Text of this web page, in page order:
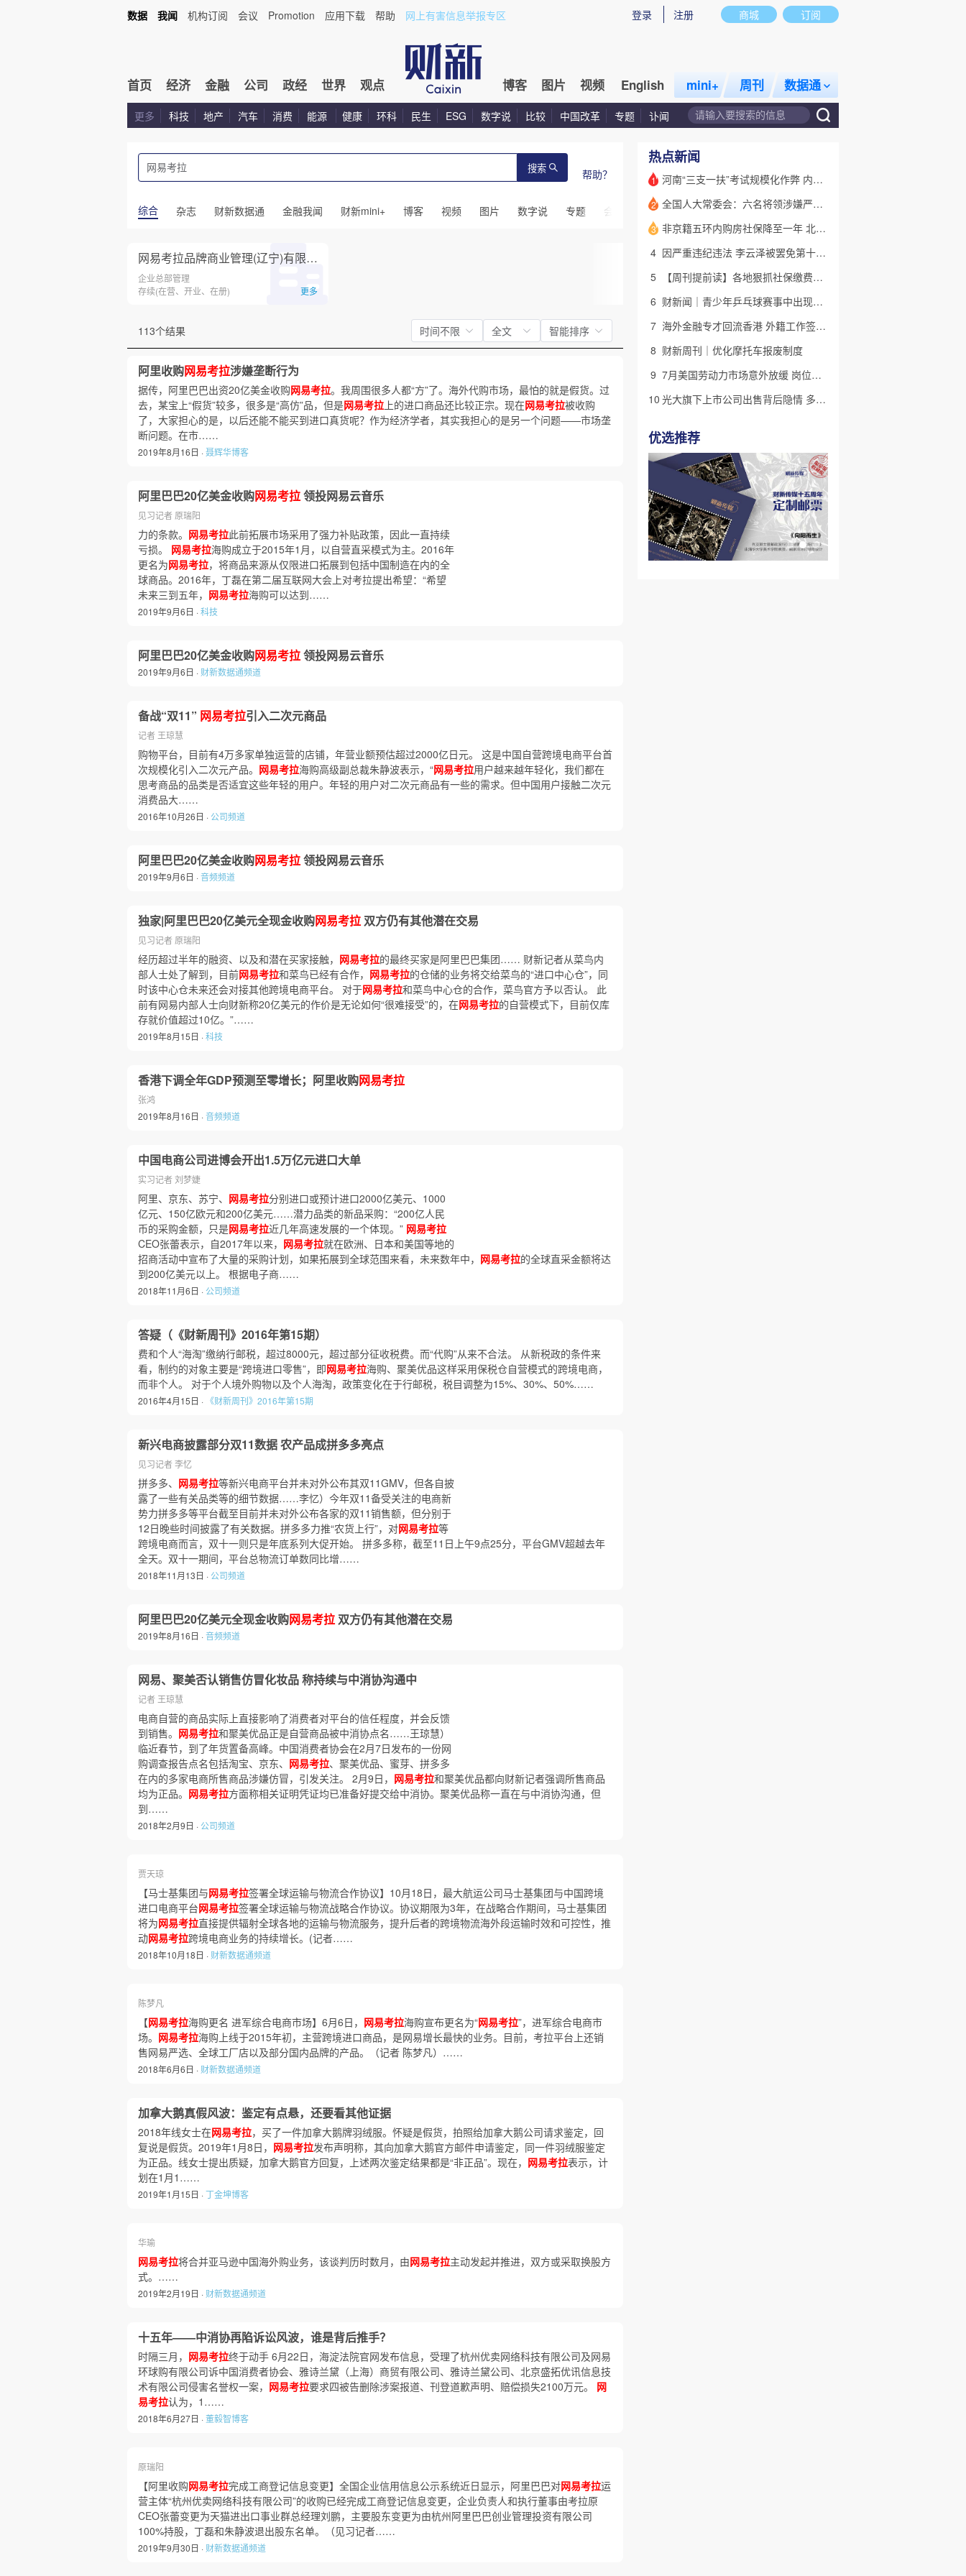
商城 订阅
登录 注册
数据 我闻 机构订阅 会议 Promotion 应用下载 帮助 网上有害信息举报专区
首页 经济 金融 公司 政经 世界 观点 博客 图片 视频 English mini+ 周刊 数据通
更多 科技 地产 汽车 消费 能源 健康 环科 民生 ESG 数字说 比较 中国改革 专题 讣闻
搜索 帮助？
综合 杂志 财新数据通 金融我闻 财新mini+ 博客 视频 图片 数字说 专题 会议 话题 特别呈现 私房课
网易考拉品牌商业管理(辽宁)有限公司
企业总部管理
存续(在营、开业、在册)
更多
113个结果 时间不限 全文 智能排序
阿里收购网易考拉涉嫌垄断行为
据传，阿里巴巴出资20亿美金收购网易考拉。我周围很多人都“方”了。海外代购市场，最怕的就是假货。过
去，某宝上“假货”较多，很多是“高仿”品，但是网易考拉 上的进口商品还比较正宗。现在网易考拉被收购
了，大家担心的是，以后还能不能买到进口真货呢？作为经济学者，其实我担心的是另一个问题——市场垄
断问题。在市……
2019年8月16日 ·聂辉华博客
阿里巴巴20亿美金收购网易考拉领投网易云音乐
见习记者 原瑞阳
力的条款。 网易考拉此前拓展市场采用了强力补贴政策，因此一直持续
亏损。 网易考拉海购成立于2015年1月，以自营直采模式为主。2016年
更名为网易考拉，将商品来源从仅限进口拓展到包括中国制造在内的全
球商品。2016年，丁磊在第二届互联网大会上对考拉提出希望：“希望
未来三到五年， 网易考拉海购可以达到……
2019年9月6日 ·科技
阿里巴巴20亿美金收购网易考拉领投网易云音乐
2019年9月6日 · 财新数据通频道
备战“双11” 网易考拉引入二次元商品
记者 王琼慧
购物平台，目前有4万多家单独运营的店铺，年营业额预估超过2000亿日元。 这是中国自营跨境电商平台首
次规模化引入二次元产品。 网易考拉海购高级副总裁朱静波表示，“网易考拉用户越来越年轻化，我们都在
思考商品的品类是否适宜这些年轻的用户。年轻的用户对二次元商品有一些的需求。但中国用户接触二次元
消费品大……
2016年10月26日 · 公司频道
阿里巴巴20亿美金收购网易考拉领投网易云音乐
2019年9月6日 ·音频频道
独家|阿里巴巴20亿美元全现金收购网易考拉 双方仍有其他潜在交易
见习记者 原瑞阳
经历超过半年的融资、以及和潜在买家接触， 网易考拉的最终买家是阿里巴巴集团…… 财新记者从菜鸟内
部人士处了解到，目前网易考拉和菜鸟已经有合作， 网易考拉的仓储的业务将交给菜鸟的“进口中心仓”，同
时该中心仓未来还会对接其他跨境电商平台。 对于网易考拉和菜鸟中心仓的合作，菜鸟官方予以否认。 此
前有网易内部人士向财新称20亿美元的作价是无论如何“很难接受”的，在网易考拉的自营模式下，目前仅库
存就价值超过10亿。”……
2019年8月15日 ·科技
香港下调全年GDP预测至零增长；阿里收购网易考拉
张鸿
2019年8月16日 ·音频频道
中国电商公司进博会开出1.5万亿元进口大单
实习记者 刘梦婕
阿里、京东、苏宁、 网易考拉分别进口或预计进口2000亿美元、1000
亿元、150亿欧元和200亿美元……潜力品类的新品采购：“200亿人民
币的采购金额，只是网易考拉近几年高速发展的一个体现。” 网易考拉
CEO张蕾表示，自2017年以来， 网易考拉就在欧洲、日本和美国等地的
招商活动中宣布了大量的采购计划，如果拓展到全球范围来看，未来数年中， 网易考拉的全球直采金额将达
到200亿美元以上。 根据电子商……
2018年11月6日 · 公司频道
答疑（《财新周刊》2016年第15期）
费和个人“海淘”缴纳行邮税，超过8000元，超过部分征收税费。而“代购”从来不合法。 从新税政的条件来
看，制约的对象主要是“跨境进口零售”，即网易考拉海购、聚美优品这样采用保税仓自营模式的跨境电商，
而非个人。 对于个人境外购物以及个人海淘，政策变化在于行邮税，税目调整为15%、30%、50%……
2016年4月15日 · 《财新周刊》2016年第15期
新兴电商披露部分双11数据 农产品成拼多多亮点
见习记者 李忆
拼多多、 网易考拉等新兴电商平台并未对外公布其双11GMV，但各自披
露了一些有关品类等的细节数据……李忆）今年双11备受关注的电商新
势力拼多多等平台截至目前并未对外公布各家的双11销售额，但分别于
12日晚些时间披露了有关数据。拼多多力推“农货上行”，对网易考拉等
跨境电商而言，双十一则只是年底系列大促开始。 拼多多称，截至11日上午9点25分，平台GMV超越去年
全天。双十一期间，平台总物流订单数同比增……
2018年11月13日 · 公司频道
阿里巴巴20亿美元全现金收购网易考拉 双方仍有其他潜在交易
2019年8月16日 ·音频频道
网易、聚美否认销售仿冒化妆品 称持续与中消协沟通中
记者 王琼慧
电商自营的商品实际上直接影响了消费者对平台的信任程度，并会反馈
到销售。 网易考拉和聚美优品正是自营商品被中消协点名……王琼慧）
临近春节，到了年货置备高峰。中国消费者协会在2月7日发布的一份网
购调查报告点名包括淘宝、京东、 网易考拉、聚美优品、蜜芽、拼多多
在内的多家电商所售商品涉嫌仿冒，引发关注。 2月9日， 网易考拉和聚美优品都向财新记者强调所售商品
均为正品。 网易考拉方面称相关证明凭证均已准备好提交给中消协。聚美优品称一直在与中消协沟通，但
到……
2018年2月9日 · 公司频道
贾天琼
【马士基集团与网易考拉签署全球运输与物流合作协议】10月18日，最大航运公司马士基集团与中国跨境
进口电商平台网易考拉签署全球运输与物流战略合作协议。协议期限为3年，在战略合作期间，马士基集团
将为网易考拉直接提供辐射全球各地的运输与物流服务，提升后者的跨境物流海外段运输时效和可控性，推
动网易考拉跨境电商业务的持续增长。(记者……
2018年10月18日 · 财新数据通频道
陈梦凡
【网易考拉海购更名 进军综合电商市场】6月6日， 网易考拉海购宣布更名为“网易考拉”，进军综合电商市
场。 网易考拉海购上线于2015年初，主营跨境进口商品，是网易增长最快的业务。目前，考拉平台上还销
售网易严选、全球工厂店以及部分国内品牌的产品。（记者 陈梦凡）……
2018年6月6日 · 财新数据通频道
加拿大鹅真假风波：鉴定有点悬，还要看其他证据
2018年线女士在网易考拉，买了一件加拿大鹅牌羽绒服。怀疑是假货，拍照给加拿大鹅公司请求鉴定，回
复说是假货。2019年1月8日， 网易考拉发布声明称，其向加拿大鹅官方邮件申请鉴定，同一件羽绒服鉴定
为正品。线女士提出质疑，加拿大鹅官方回复，上述两次鉴定结果都是“非正品”。现在， 网易考拉表示，计
划在1月1……
2019年1月15日 ·丁金坤博客
华瑜
网易考拉将合并亚马逊中国海外购业务，该谈判历时数月，由网易考拉主动发起并推进，双方或采取换股方
式。……
2019年2月19日 · 财新数据通频道
十五年——中消协再陷诉讼风波，谁是背后推手？
时隔三月， 网易考拉终于动手 6月22日，海淀法院官网发布信息，受理了杭州优卖网络科技有限公司及网易
环球购有限公司诉中国消费者协会、雅诗兰黛（上海）商贸有限公司、雅诗兰黛公司、北京盛拓优讯信息技
术有限公司侵害名誉权一案， 网易考拉要求四被告删除涉案报道、刊登道歉声明、赔偿损失2100万元。 网
易考拉认为，1……
2018年6月27日 ·董毅智博客
原瑞阳
【阿里收购网易考拉完成工商登记信息变更】全国企业信用信息公示系统近日显示，阿里巴巴对网易考拉运
营主体“杭州优卖网络科技有限公司”的收购已经完成工商登记信息变更，企业负责人和执行董事由考拉原
CEO张蕾变更为天猫进出口事业群总经理刘鹏，主要股东变更为由杭州阿里巴巴创业管理投资有限公司
100%持股，丁磊和朱静波退出股东名单。（见习记者……
2019年9月30日 · 财新数据通频道
热点新闻
1 河南“三支一扶”考试规模化作弊 内外勾结提前获取试卷
2 全国人大常委会：六名将领涉嫌严重违纪违法 被罢免全国人大代表
3
非京籍五环内购房社保降至一年 北京市公积金最高可贷340万元
4
因严重违纪违法 李云泽被罢免第十四届全国人大代表职务
5
【周刊提前读】各地狠抓社保缴费基数 合规与企业减负如何平衡？
6
财新闻｜青少年乒乓球赛事中出现严重赛风赛纪问题，乒协发文
7
海外金融专才回流香港 外籍工作签证翻倍
8 财新周刊｜优化摩托车报废制度
9
7月美国劳动力市场意外放缓 岗位减少2.3万个失业率降至4.1%
10
光大旗下上市公司出售背后隐情 多人卷入医疗腐败案被查
优选推荐